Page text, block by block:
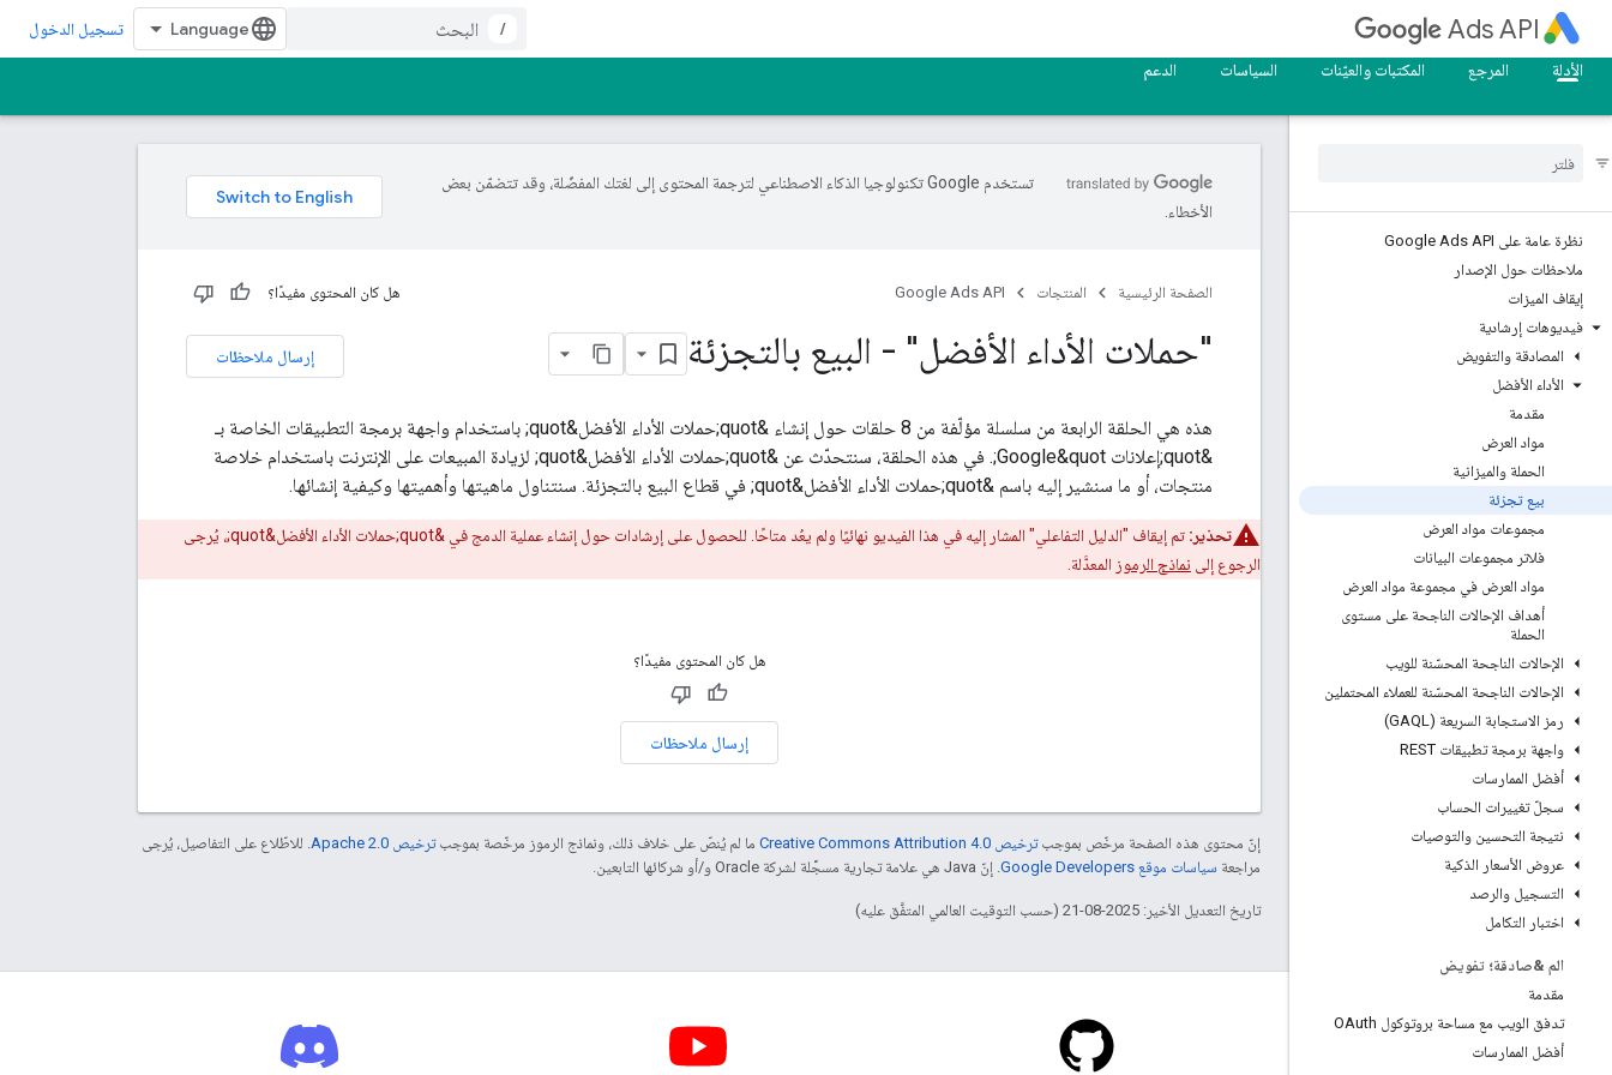
Ads API
/ تسجيل الدخول
الأدلة المرجع المكتبات والعيّنات السياسات الدعم
نظرة عامة على Google Ads API
ملاحظات حول الإصدار
إيقاف الميزات
فيديوهات إرشادية
المصادقة والتفويض
الأداء الأفضل
مقدمة
مواد العرض
الحملة والميزانية
بيع تجزئة
مجموعات مواد العرض
فلاتر مجموعات البيانات
مواد العرض في مجموعة مواد العرض
أهداف الإحالات الناجحة على مستوى
الحملة
الإحالات الناجحة المحسّنة للويب
الإحالات الناجحة المحسّنة للعملاء المحتملين
رمز الاستجابة السريعة (GAQL)
واجهة برمجة تطبيقات REST
أفضل الممارسات
سجلّ تغييرات الحساب
نتيجة التحسين والتوصيات
عروض الأسعار الذكية
التسجيل والرصد
اختبار التكامل
الم &صادقة؛ تفويض
مقدمة
تدفق الويب مع مساحة بروتوكول OAuth
أفضل الممارسات
تستخدم Google تكنولوجيا الذكاء الاصطناعي لترجمة المحتوى إلى لغتك المفضّلة، وقد تتضمّن بعض
الأخطاء.
الصفحة الرئيسية المنتجات Google Ads API هل كان المحتوى مفيدًا؟
إرسال ملاحظات "حملات الأداء الأفضل" - البيع بالتجزئة
هذه هي الحلقة الرابعة من سلسلة مؤلّفة من 8 حلقات حول إنشاء &quot;حملات الأداء الأفضل&quot; باستخدام واجهة برمجة التطبيقات الخاصة بـ
&quot;إعلانات Google&quot;. في هذه الحلقة، سنتحدّث عن &quot;حملات الأداء الأفضل&quot; لزيادة المبيعات على الإنترنت باستخدام خلاصة
منتجات، أو ما سنشير إليه باسم &quot;حملات الأداء الأفضل&quot; في قطاع البيع بالتجزئة. سنتناول ماهيتها وأهميتها وكيفية إنشائها.
تحذير:
تم إيقاف "الدليل التفاعلي" المشار إليه في هذا الفيديو نهائيًا ولم يعُد متاحًا. للحصول على إرشادات حول إنشاء عملية الدمج في &quot;حملات الأداء الأفضل&quot;، يُرجى
الرجوع إلى نماذج الرموز المعدَّلة.
هل كان المحتوى مفيدًا؟
إرسال ملاحظات
إنّ محتوى هذه الصفحة مرخّص بموجبترخيص Creative Commons Attribution 4.0‏ ما لم يُنصّ على خلاف ذلك، ونماذج الرموز مرخّصة بموجبترخيص Apache 2.0‏
. للاطّلاع على التفاصيل، يُرجى
مراجعة سياسات موقع Google Developers‏ . إنّ Java هي علامة تجارية مسجَّلة لشركة Oracle و/أو شركائها التابعين.
تاريخ التعديل الأخير: 2025-08-21 (حسب التوقيت العالمي المتفَّق عليه)